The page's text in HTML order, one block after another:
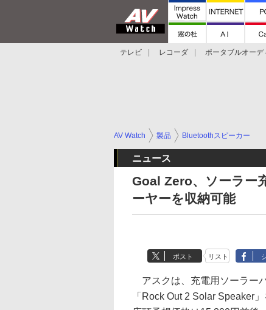
テレビ レコーダ ポータブルオーデ
AV Watch 製品 Bluetoothスピーカー
ニュース
Goal Zero、ソーラー
ーヤーを収納可能
ポスト リスト
アスクは、充電用ソーラー
「Rock Out 2 Solar Speaker